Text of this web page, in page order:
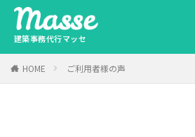
建築事務代行マッセ
HOME ご利用者様の声